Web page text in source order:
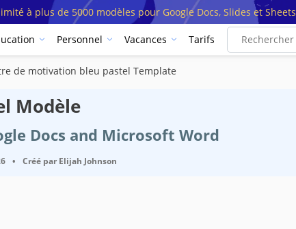
à plus de 5000 modèles pour Google Docs, Slides et Sheets
Personnel Vacances Tarifs
de motivation bleu pastel Template
Modèle
Docs and Microsoft Word
• Créé par Elijah Johnson